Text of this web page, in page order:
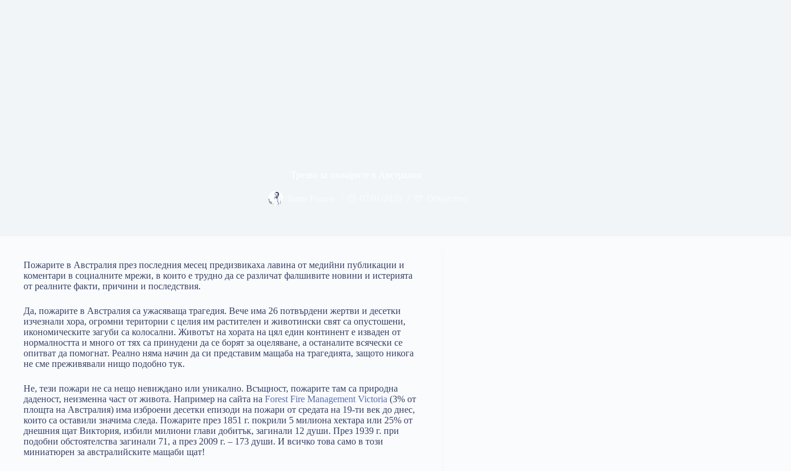
Пожарите в Австралия през последния месец предизвикаха лавина от медийни публикации и
коментари в социалните мрежи, в които е трудно да се различат фалшивите новини и истерията
от реалните факти, причини и последствия.
Да, пожарите в Австралия са ужасяваща трагедия. Вече има 26 потвърдени жертви и десетки
изчезнали хора, огромни територии с целия им растителен и животински свят са опустошени,
икономическите загуби са колосални. Животът на хората на цял един континент е изваден от
нормалността и много от тях са принудени да се борят за оцеляване, а останалите всячески се
опитват да помогнат. Реално няма начин да си представим мащаба на трагедията, защото никога
не сме преживявали нищо подобно тук.
Не, тези пожари не са нещо невиждано или уникално. Всъщност, пожарите там са природна
даденост, неизменна част от живота. Например на сайта на Forest Fire Management Victoria (3% от
площта на Австралия) има изброени десетки епизоди на пожари от средата на 19-ти век до днес,
които са оставили значима следа. Пожарите през 1851 г. покрили 5 милиона хектара или 25% от
днешния щат Виктория, избили милиони глави добитък, загинали 12 души. През 1939 г. при
подобни обстоятелства загинали 71, а през 2009 г. – 173 души. И всичко това само в този
миниатюрен за австралийските мащаби щат!